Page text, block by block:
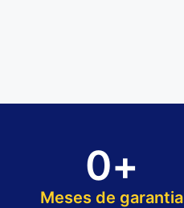
Meses de garantia
0+